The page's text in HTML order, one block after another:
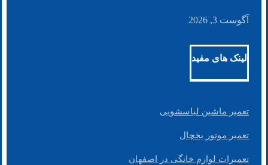
آگوست 3, 2026
لینک های مفید
تعمیر ماشین لباسشویی
تعمیر موتور یخچال
تعمیرات لوازم خانگی در اصفهان